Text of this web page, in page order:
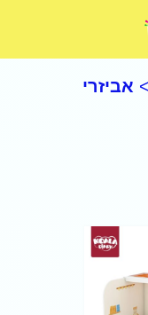
> אביזרי